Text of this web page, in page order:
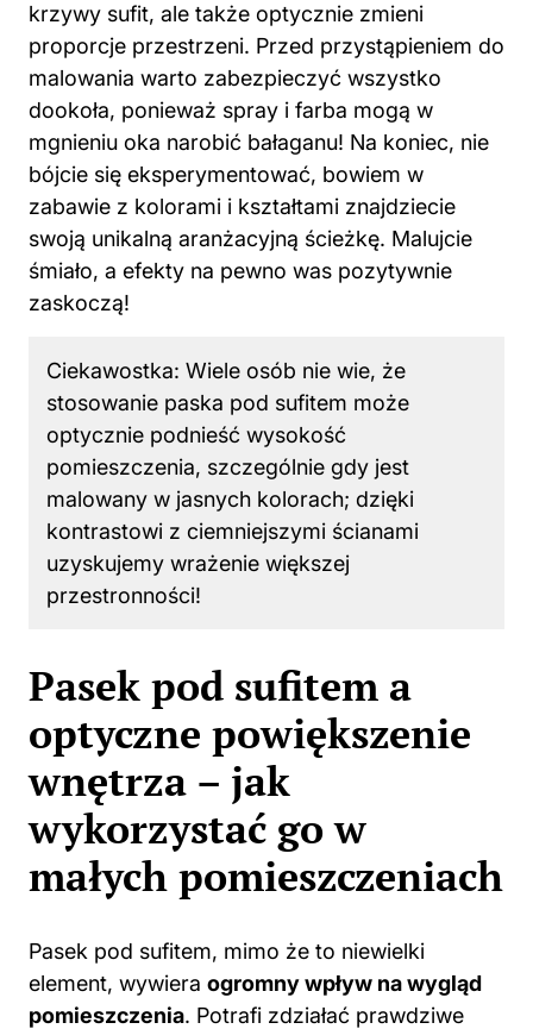
krzywy sufit, ale także optycznie zmieni
proporcje przestrzeni. Przed przystąpieniem do
malowania warto zabezpieczyć wszystko
dookoła, ponieważ spray i farba mogą w
mgnieniu oka narobić bałaganu! Na koniec, nie
bójcie się eksperymentować, bowiem w
zabawie z kolorami i kształtami znajdziecie
swoją unikalną aranżacyjną ścieżkę. Malujcie
śmiało, a efekty na pewno was pozytywnie
zaskoczą!
Ciekawostka: Wiele osób nie wie, że
stosowanie paska pod sufitem może
optycznie podnieść wysokość
pomieszczenia, szczególnie gdy jest
malowany w jasnych kolorach; dzięki
kontrastowi z ciemniejszymi ścianami
uzyskujemy wrażenie większej
przestronności!
Pasek pod sufitem a
optyczne powiększenie
wnętrza – jak
wykorzystać go w
małych pomieszczeniach
Pasek pod sufitem, mimo że to niewielki
element, wywiera ogromny wpływ na wygląd
pomieszczenia. Potrafi zdziałać prawdziwe